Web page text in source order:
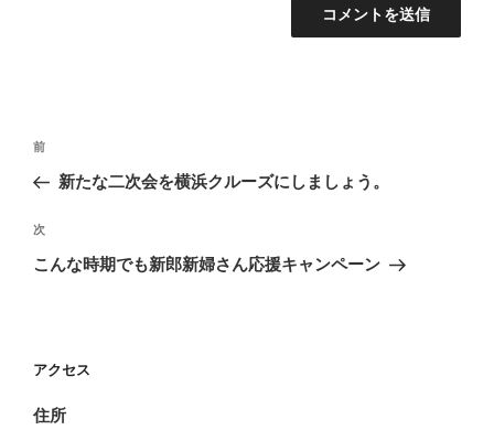
投
ビ
ゲ
ン
前
の
稿
前
新たな二次会を横浜クルーズにしましょう。
次
の
次
こんな時期でも新郎新婦さん応援キャンペーン
アクセス
住所